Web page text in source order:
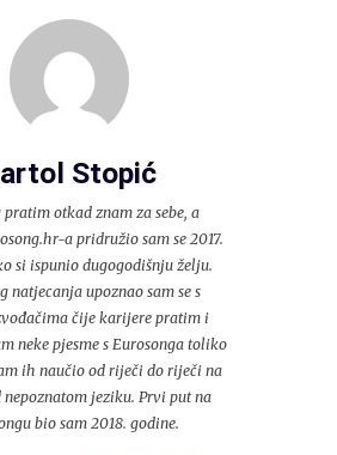
Stopić
pratim otkad znam za sebe, a
a pridružio sam se 2017.
si ispunio dugogodišnju želju.
natjecanja upoznao sam se s
čije karijere pratim i
neke pjesme s Eurosonga toliko
ih naučio od riječi do riječi na
nepoznatom jeziku. Prvi put na
bio sam 2018. godine.